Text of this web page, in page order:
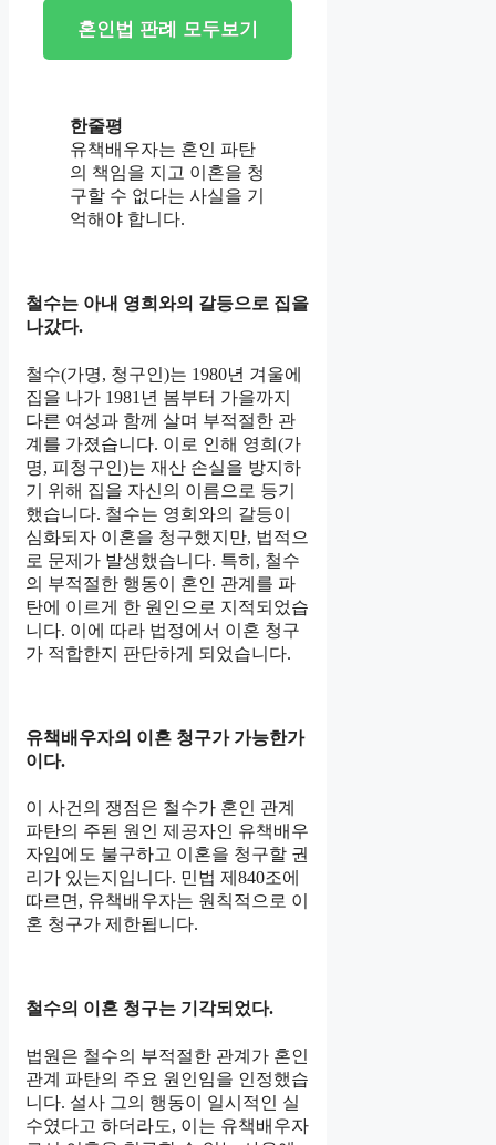
혼인법 판례 모두보기
한줄평
유책배우자는 혼인 파탄
의 책임을 지고 이혼을 청
구할 수 없다는 사실을 기
억해야 합니다.
철수는 아내 영희와의 갈등으로 집을
나갔다.
철수(가명, 청구인)는 1980년 겨울에
집을 나가 1981년 봄부터 가을까지
다른 여성과 함께 살며 부적절한 관
계를 가졌습니다. 이로 인해 영희(가
명, 피청구인)는 재산 손실을 방지하
기 위해 집을 자신의 이름으로 등기
했습니다. 철수는 영희와의 갈등이
심화되자 이혼을 청구했지만, 법적으
로 문제가 발생했습니다. 특히, 철수
의 부적절한 행동이 혼인 관계를 파
탄에 이르게 한 원인으로 지적되었습
니다. 이에 따라 법정에서 이혼 청구
가 적합한지 판단하게 되었습니다.
유책배우자의 이혼 청구가 가능한가
이다.
이 사건의 쟁점은 철수가 혼인 관계
파탄의 주된 원인 제공자인 유책배우
자임에도 불구하고 이혼을 청구할 권
리가 있는지입니다. 민법 제840조에
따르면, 유책배우자는 원칙적으로 이
혼 청구가 제한됩니다.
철수의 이혼 청구는 기각되었다.
법원은 철수의 부적절한 관계가 혼인
관계 파탄의 주요 원인임을 인정했습
니다. 설사 그의 행동이 일시적인 실
수였다고 하더라도, 이는 유책배우자